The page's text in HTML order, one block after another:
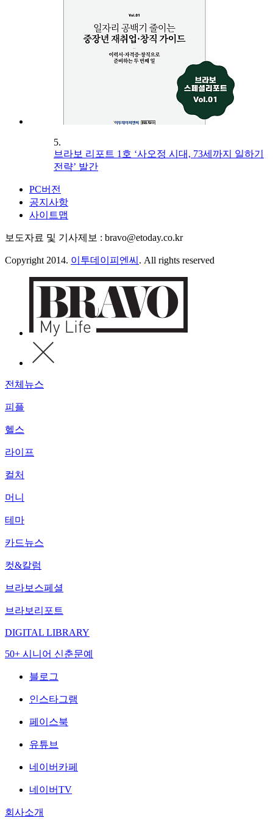
5.
브라보 리포트 1호 ‘사오정 시대, 73세까지 일하기
전략’ 발간
PC버전
공지사항
사이트맵
보도자료 및 기사제보 : bravo@etoday.co.kr
Copyright 2014. 이투데이피엔씨 . All rights reserved
전체뉴스
피플
헬스
라이프
컬처
머니
테마
카드뉴스
컷&칼럼
브라보스페셜
브라보리포트
DIGITAL LIBRARY
50+ 시니어 신춘문예
블로그
인스타그램
페이스북
유튜브
네이버카페
네이버TV
회사소개